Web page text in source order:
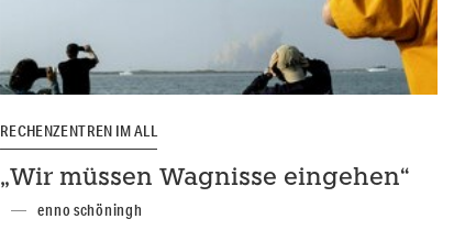
RECHENZENTREN IM ALL
„Wir müssen Wagnisse eingehen“
enno schöningh